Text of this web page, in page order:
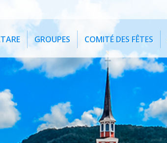
GROUPES COMITÉ DES FÊTES